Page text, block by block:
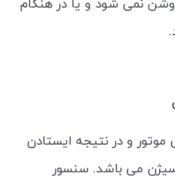
موتور و در نتیجه ایستادن
می باشد. سنسور